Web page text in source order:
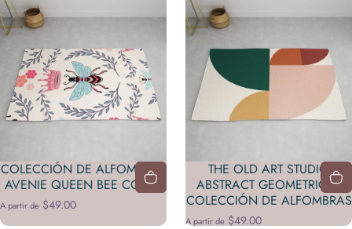
COLECCIÓN DE ALFOMBRAS
AVENIE QUEEN BEE CORAL
A partir de $49.00
THE OLD ART STUDIO
ABSTRACT GEOMETRIC 11
COLECCIÓN DE ALFOMBRAS
A partir de $49.00